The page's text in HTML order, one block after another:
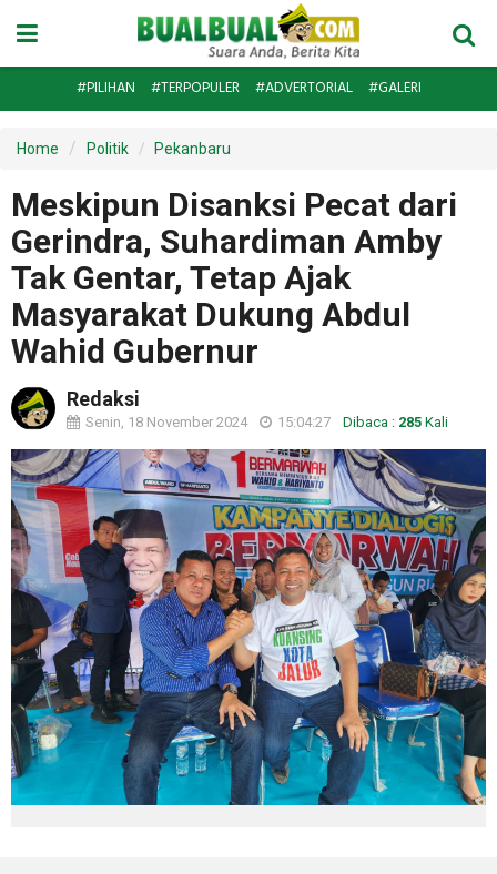
#PILIHAN #TERPOPULER #ADVERTORIAL #GALERI
Home Politik Pekanbaru
Meskipun Disanksi Pecat dari
Gerindra, Suhardiman Amby
Tak Gentar, Tetap Ajak
Masyarakat Dukung Abdul
Wahid Gubernur
Redaksi
Senin, 18 November 2024 15:04:27 Dibaca : 285 Kali